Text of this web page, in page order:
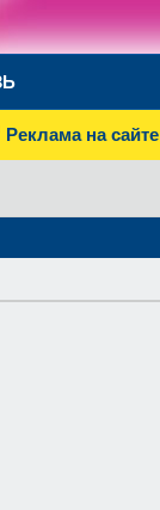
Реклама на сайте